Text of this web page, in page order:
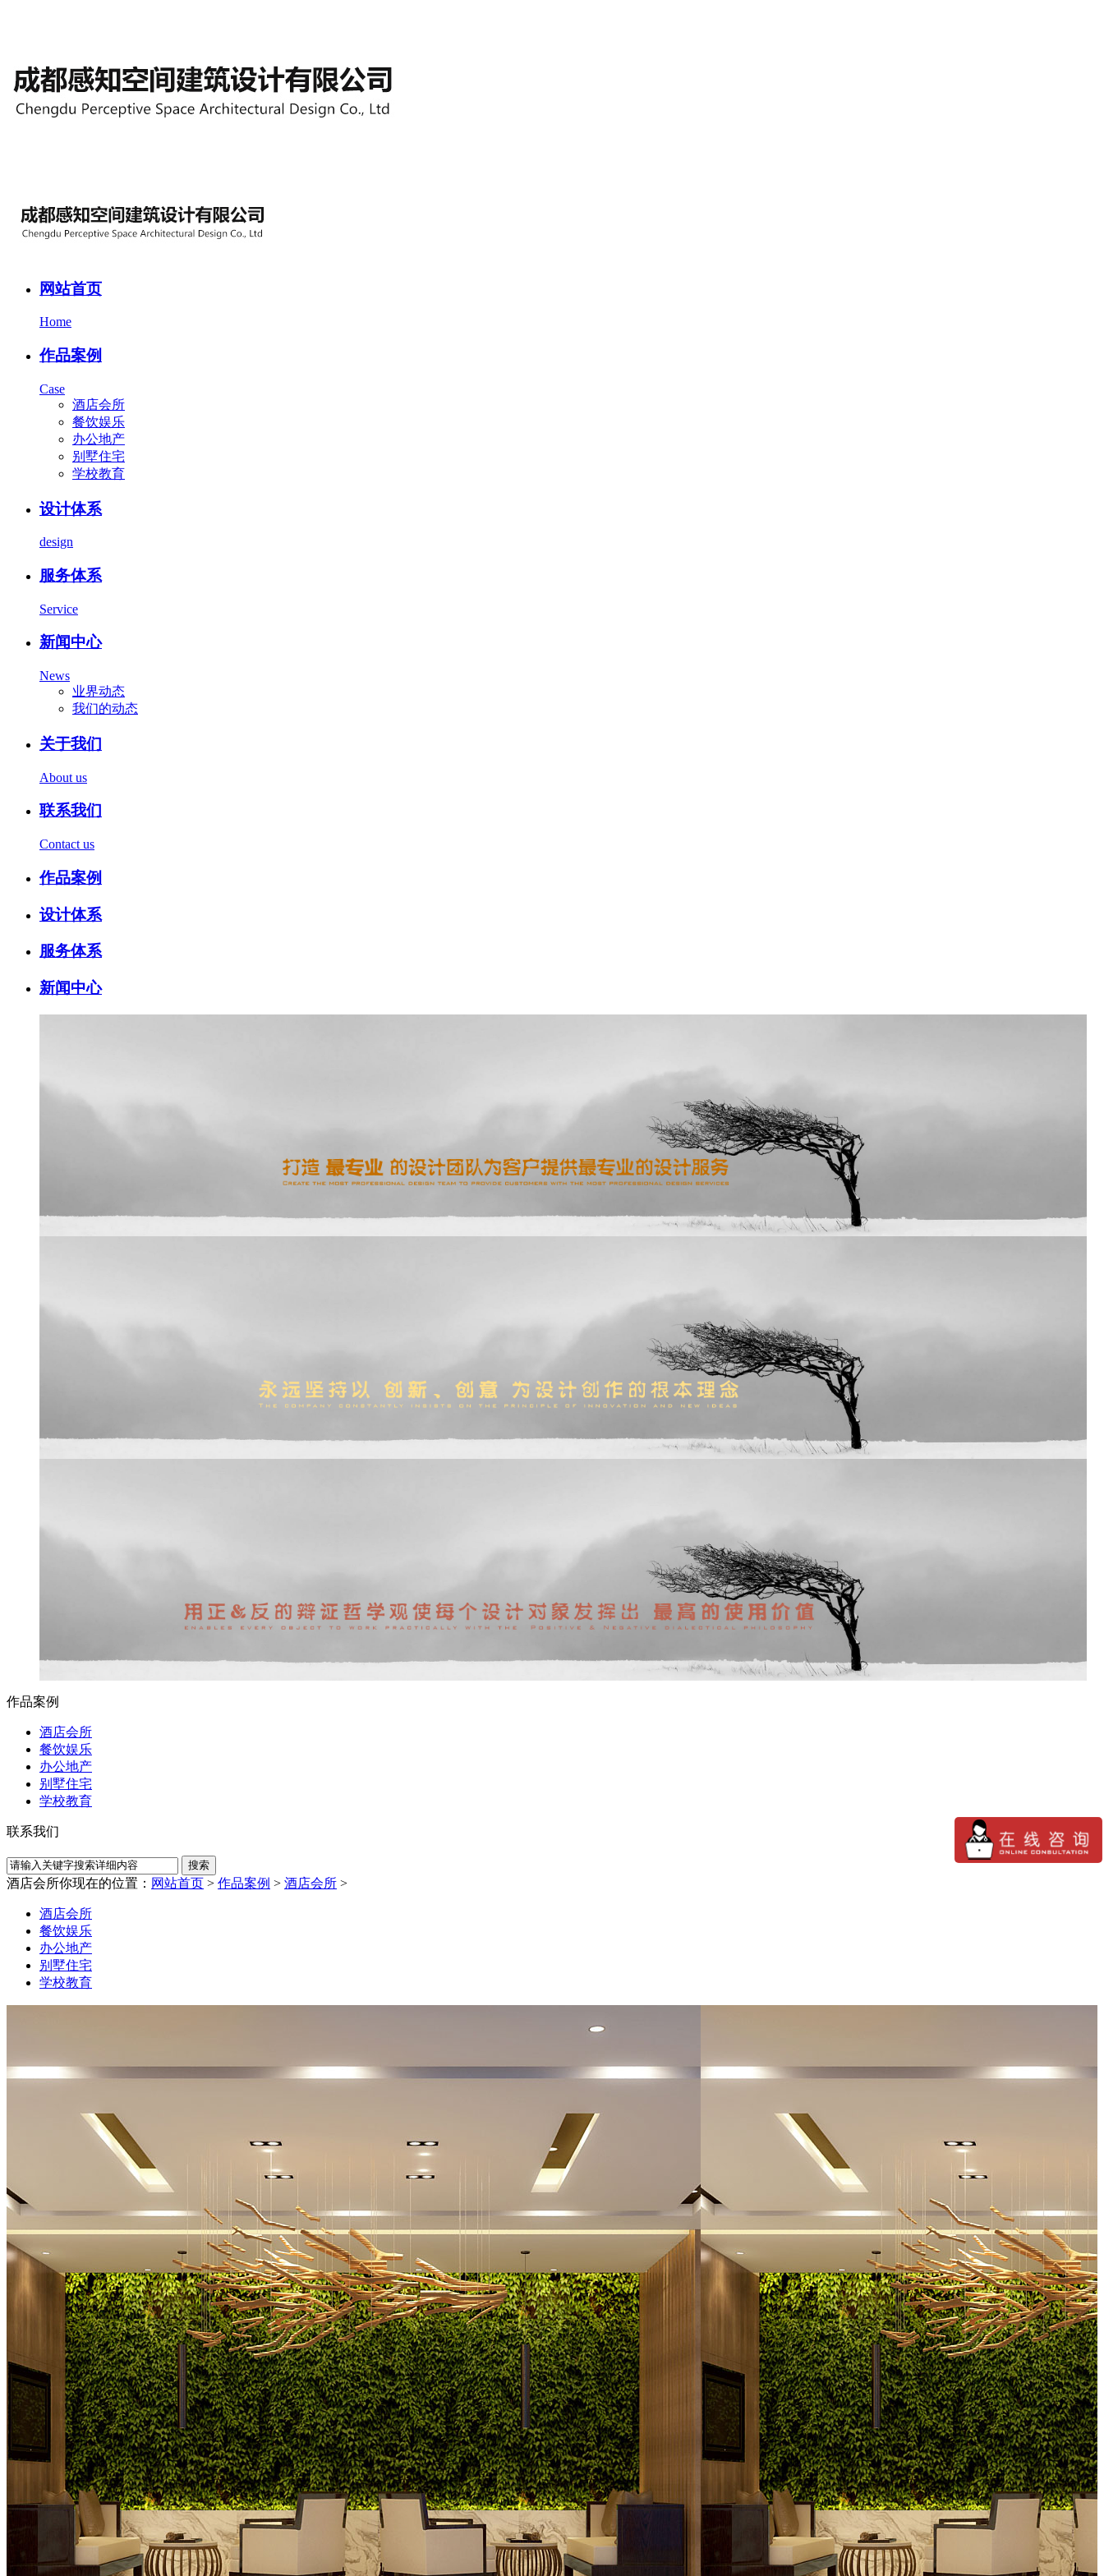
网站首页
Home
作品案例
Case
酒店会所
餐饮娱乐
办公地产
别墅住宅
学校教育
设计体系
design
服务体系
Service
新闻中心
News
业界动态
我们的动态
关于我们
About us
联系我们
Contact us
作品案例
设计体系
服务体系
新闻中心
作品案例
酒店会所
餐饮娱乐
办公地产
别墅住宅
学校教育
联系我们
酒店会所你现在的位置： 网站首页 > 作品案例 > 酒店会所 >
酒店会所
餐饮娱乐
办公地产
别墅住宅
学校教育